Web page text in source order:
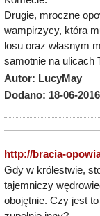
Drugie, mroczne
wampirzycy, która
losu oraz własnym
samotnie na ulicach
Autor: LucyMay
Dodano: 18-06-2016
http://bracia-
Gdy w królestwie,
tajemniczy
obojętnie. Czy jest